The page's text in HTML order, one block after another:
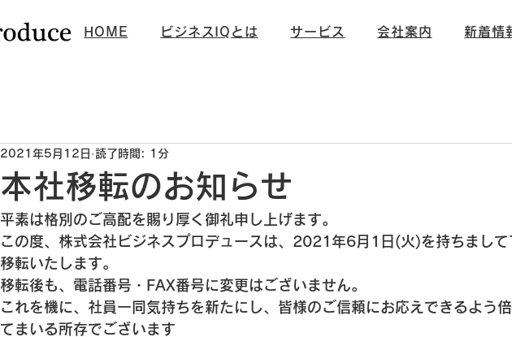
HOME ビジネスIQとは サービス 会社案内 新着情
本社移転のお知らせ
2021年5月12日 読了時間: 1分
平素は格別のご高配を賜り厚く御礼申し上げます。
この度、株式会社ビジネスプロデュースは、2021年6月1日(火)を持ちまして
移転いたします。
移転後も、電話番号・ FAX番号に変更はございません。
これを機に、社員一同気持ちを新たにし、皆様のご信頼にお応えできるよう
てまいる所存でございます